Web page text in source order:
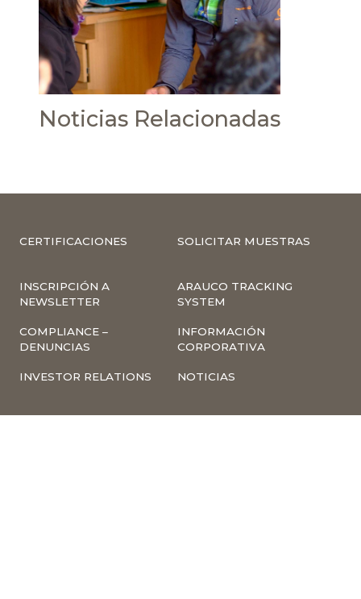
Noticias Relacionadas
CERTIFICACIONES SOLICITAR MUESTRAS
INSCRIPCIÓN A
NEWSLETTER
ARAUCO TRACKING
SYSTEM
COMPLIANCE –
DENUNCIAS
INFORMACIÓN
CORPORATIVA
INVESTOR RELATIONS NOTICIAS